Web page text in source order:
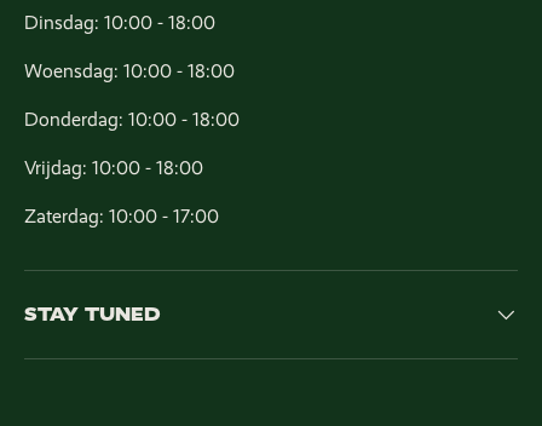
Dinsdag: 10:00 - 18:00
Woensdag: 10:00 - 18:00
Donderdag: 10:00 - 18:00
Vrijdag: 10:00 - 18:00
Zaterdag: 10:00 - 17:00
STAY TUNED